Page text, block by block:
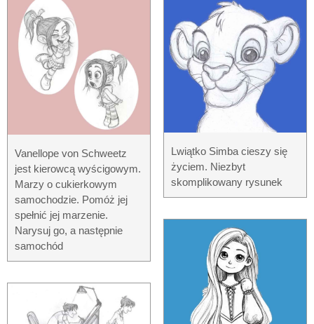
Vanellope von Schweetz
jest kierowcą wyścigowym.
Marzy o cukierkowym
samochodzie. Pomóż jej
spełnić jej marzenie.
Narysuj go, a następnie
samochód
Lwiątko Simba cieszy się
życiem. Niezbyt
skomplikowany rysunek